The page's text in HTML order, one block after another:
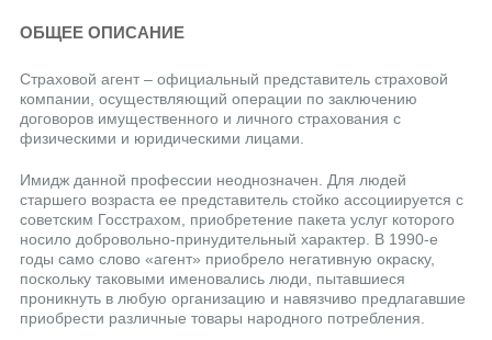
ОБЩЕЕ ОПИСАНИЕ
Страховой агент – официальный представитель страховой
компании, осуществляющий операции по заключению
договоров имущественного и личного страхования с
физическими и юридическими лицами.
Имидж данной профессии неоднозначен. Для людей
старшего возраста ее представитель стойко ассоциируется с
советским Госстрахом, приобретение пакета услуг которого
носило добровольно-принудительный характер. В 1990-е
годы само слово «агент» приобрело негативную окраску,
поскольку таковыми именовались люди, пытавшиеся
проникнуть в любую организацию и навязчиво предлагавшие
приобрести различные товары народного потребления.